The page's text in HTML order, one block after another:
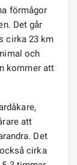
förmågor
Det går
cirka 23 km
och
kommer att
att
Det
cirka